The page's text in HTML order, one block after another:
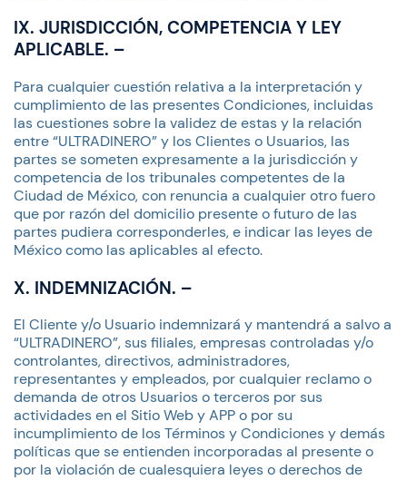
IX. JURISDICCIÓN, COMPETENCIA Y LEY
APLICABLE. –
Para cualquier cuestión relativa a la interpretación y
cumplimiento de las presentes Condiciones, incluidas
las cuestiones sobre la validez de estas y la relación
entre “ULTRADINERO” y los Clientes o Usuarios, las
partes se someten expresamente a la jurisdicción y
competencia de los tribunales competentes de la
Ciudad de México, con renuncia a cualquier otro fuero
que por razón del domicilio presente o futuro de las
partes pudiera corresponderles, e indicar las leyes de
México como las aplicables al efecto.
X. INDEMNIZACIÓN. –
El Cliente y/o Usuario indemnizará y mantendrá a salvo a
“ULTRADINERO”, sus filiales, empresas controladas y/o
controlantes, directivos, administradores,
representantes y empleados, por cualquier reclamo o
demanda de otros Usuarios o terceros por sus
actividades en el Sitio Web y APP o por su
incumplimiento de los Términos y Condiciones y demás
políticas que se entienden incorporadas al presente o
por la violación de cualesquiera leyes o derechos de